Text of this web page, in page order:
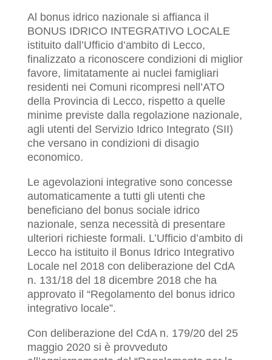
Al bonus idrico nazionale si affianca il
BONUS IDRICO INTEGRATIVO LOCALE
istituito dall’Ufficio d’ambito di Lecco,
finalizzato a riconoscere condizioni di miglior
favore, limitatamente ai nuclei famigliari
residenti nei Comuni ricompresi nell’ATO
della Provincia di Lecco, rispetto a quelle
minime previste dalla regolazione nazionale,
agli utenti del Servizio Idrico Integrato (SII)
che versano in condizioni di disagio
economico.
Le agevolazioni integrative sono concesse
automaticamente a tutti gli utenti che
beneficiano del bonus sociale idrico
nazionale, senza necessità di presentare
ulteriori richieste formali. L’Ufficio d’ambito di
Lecco ha istituito il Bonus Idrico Integrativo
Locale nel 2018 con deliberazione del CdA
n. 131/18 del 18 dicembre 2018 che ha
approvato il “Regolamento del bonus idrico
integrativo locale”.
Con deliberazione del CdA n. 179/20 del 25
maggio 2020 si è provveduto